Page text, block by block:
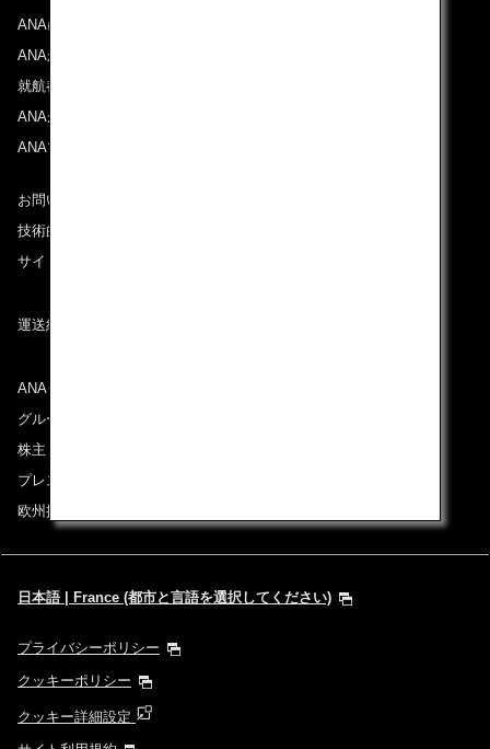
ANAについて
ANAからのお知らせ
就航都市
ANAがお約束する体験
ANAマイレージクラブ
お問い合わせ
技術的なお問い合わせ（推奨環境）
サイトマップ
運送約款
ANAグループについて
グループ企業一覧
株主・投資家情報
プレスリリース
欧州採用情報
日本語 | France (都市と言語を選択してください)
プライバシーポリシー
クッキーポリシー
クッキー詳細設定